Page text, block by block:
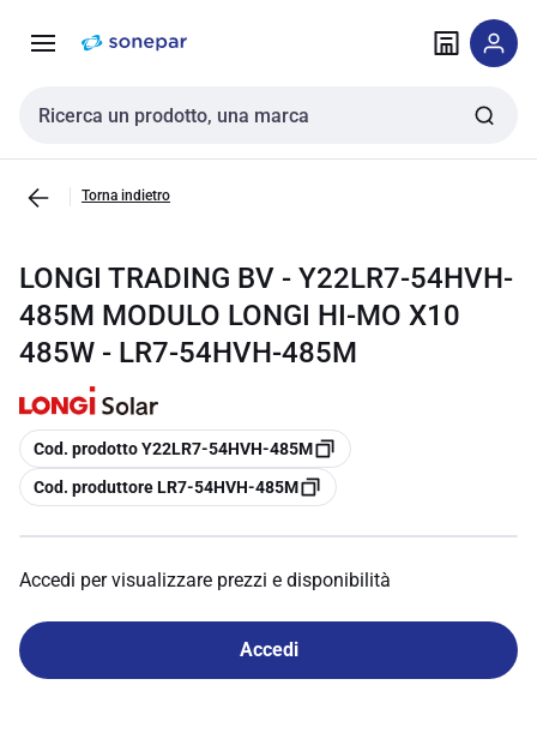
navigazione alla
Cerca input
Torna indietro
LONGI TRADING BV - Y22LR7-54HVH-
485M MODULO LONGI HI-MO X10
485W - LR7-54HVH-485M
copia
Cod. prodotto Y22LR7-54HVH-485M
copia
Cod. produttore LR7-54HVH-485M
Accedi per visualizzare prezzi e disponibilità
Accedi